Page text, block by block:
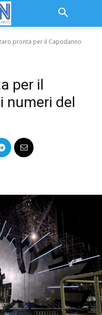
pronta per il Capodanno
per il
numeri del